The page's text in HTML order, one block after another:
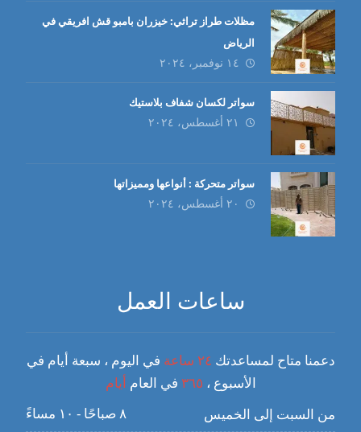
مظلات طراز تراثي: خيزران بامبو قش افريقي في
الرياض
١٤ نوفمبر، ٢٠٢٤
سواتر لكسان شفاف بلاستيك
٢١ أغسطس، ٢٠٢٤
سواتر متحركة : أنواعها ومميزاتها
٢٠ أغسطس، ٢٠٢٤
ساعات العمل
دعمنا متاح لمساعدتك ٢٤ ساعة
في اليوم ، سبعة أيام في
الأسبوع ، ٣٦٥ في العام أيام
من السبت إلى الخميس
٨ صباحًا - ١٠ مساءً